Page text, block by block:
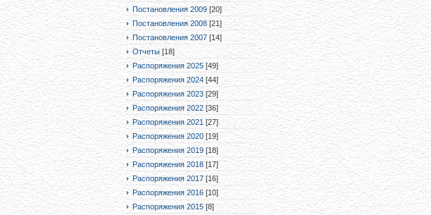
Постановления 2009 [20]
Постановления 2008 [21]
Постановления 2007 [14]
Отчеты [18]
Распоряжения 2025 [49]
Распоряжения 2024 [44]
Распоряжения 2023 [29]
Распоряжения 2022 [36]
Распоряжения 2021 [27]
Распоряжения 2020 [19]
Распоряжения 2019 [18]
Распоряжения 2018 [17]
Распоряжения 2017 [16]
Распоряжения 2016 [10]
Распоряжения 2015 [8]